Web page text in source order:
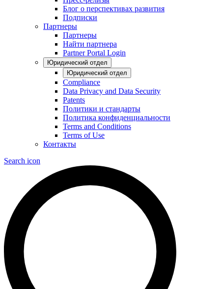
Блог о перспективах развития
Подписки
Партнеры
Партнеры
Найти партнера
Partner Portal Login
Юридический отдел
Юридический отдел
Compliance
Data Privacy and Data Security
Patents
Политики и стандарты
Политика конфиденциальности
Terms and Conditions
Terms of Use
Контакты
Search icon